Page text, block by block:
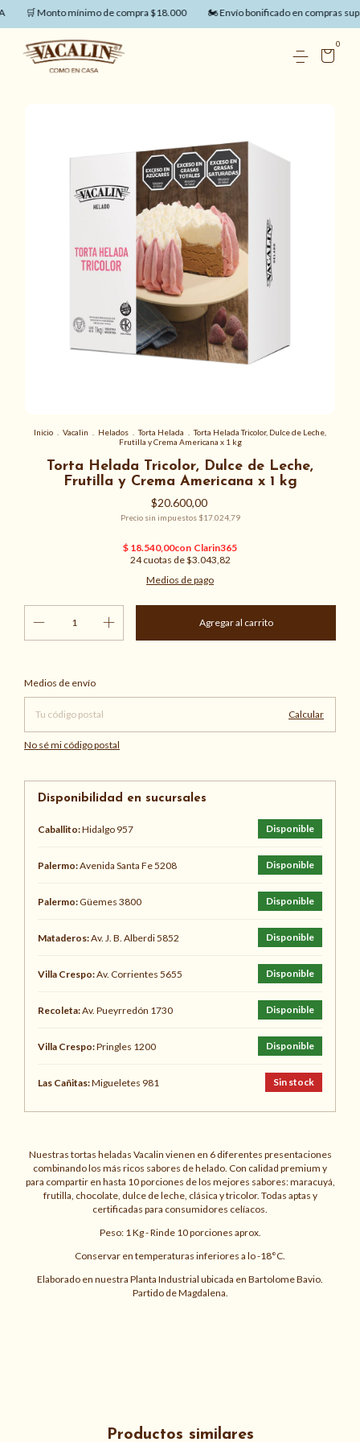
🛒 Monto mínimo de compra $18.000 🏍️ Envío bonificado en compras
0
Inicio Vacalin Helados Torta Helada
Torta Helada Tricolor, Dulce de Leche,
Frutilla y Crema Americana x 1 kg
Torta Helada Tricolor, Dulce de Leche,
Frutilla y Crema Americana x 1 kg
$20.600,00
Precio sin impuestos $17.024,79
24 cuotas de$3.043,82
Medios de pago
Entregas para el CP:
Medios de envío
Calcular
No sé mi código postal
Disponibilidad en sucursales
Caballito:Hidalgo 957 Disponible
Palermo:Avenida Santa Fe 5208 Disponible
Palermo: Güemes 3800 Disponible
Mataderos:Av. J. B. Alberdi 5852 Disponible
Villa Crespo:Av. Corrientes 5655 Disponible
Recoleta:Av. Pueyrredón 1730 Disponible
Villa Crespo:Pringles 1200 Disponible
Las Cañitas:Migueletes 981 Sin stock
Nuestras tortas heladas Vacalin vienen en 6 diferentes presentaciones
combinando los más ricos sabores de helado. Con calidad premium y
para compartir en hasta 10 porciones de los mejores sabores: maracuyá,
frutilla, chocolate, dulce de leche, clásica y tricolor. Todas aptas y
certificadas para consumidores celíacos.
Peso: 1 Kg - Rinde 10 porciones aprox.
Conservar en temperaturas inferiores a lo -18°C.
Elaborado en nuestra Planta Industrial ubicada en Bartolome Bavio.
Partido de Magdalena.
Productos similares